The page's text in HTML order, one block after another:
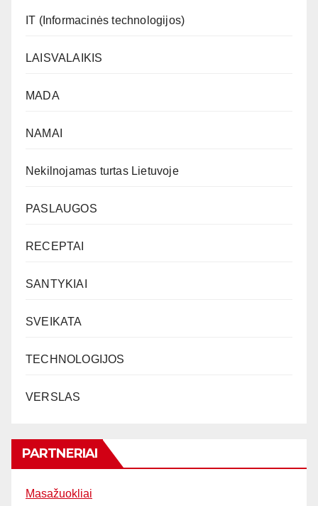
IT (Informacinės technologijos)
LAISVALAIKIS
MADA
NAMAI
Nekilnojamas turtas Lietuvoje
PASLAUGOS
RECEPTAI
SANTYKIAI
SVEIKATA
TECHNOLOGIJOS
VERSLAS
PARTNERIAI
Masažuokliai